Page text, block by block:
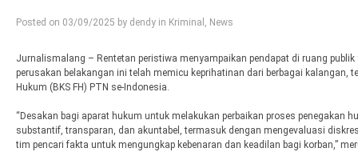
Posted on 03/09/2025 by dendy in Kriminal , News
Jurnalismalang – Rentetan peristiwa menyampaikan pendapat di ruang
perusakan belakangan ini telah memicu keprihatinan dari berbagai kalangan,
Hukum (BKS FH) PTN se-Indonesia.
“Desakan bagi aparat hukum untuk melakukan perbaikan proses penegakan
substantif, transparan, dan akuntabel, termasuk dengan mengevaluasi
tim pencari fakta untuk mengungkap kebenaran dan keadilan bagi korban,”